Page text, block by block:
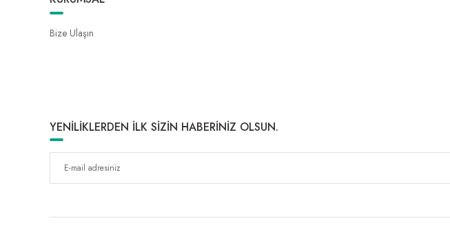
Bize Ulaşın
YENİLİKLERDEN İLK SİZİN HABERİNİZ OLSUN.